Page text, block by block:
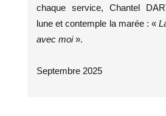
chaque service, Chantel
lune et contemple la marée : «
avec moi».
Septembre 2025